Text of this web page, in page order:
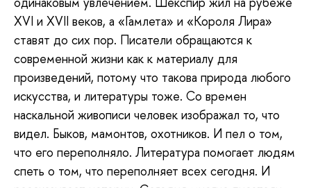
XVI и XVII веков, а «Гамлета» и «Короля Лира»
ставят до сих пор. Писатели обращаются к
современной жизни как к материалу для
произведений, потому что такова природа любого
искусства, и литературы тоже. Со времен
наскальной живописи человек изображал то, что
видел. Быков, мамонтов, охотников. И пел о том,
что его переполняло. Литература помогает людям
спеть о том, что переполняет всех сегодня. И